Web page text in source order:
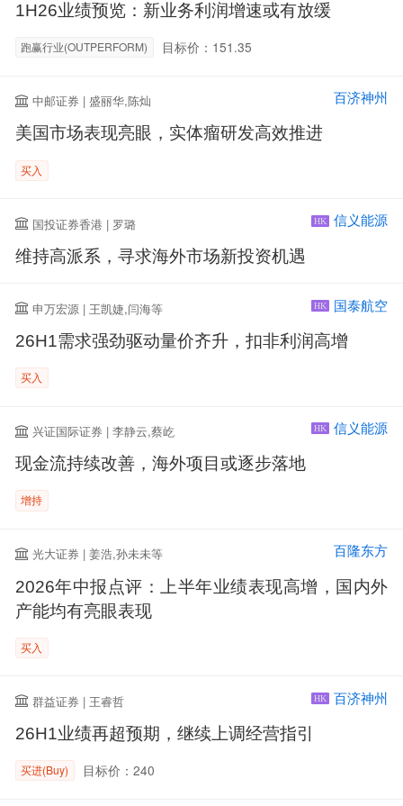
1H26业绩预览：新业务利润增速或有放缓
跑赢行业(OUTPERFORM) 目标价：151.35
中邮证券 | 盛丽华,陈灿 百济神州
美国市场表现亮眼，实体瘤研发高效推进
买入
国投证券香港 | 罗璐 HK 信义能源
维持高派系，寻求海外市场新投资机遇
申万宏源 | 王凯婕,闫海等 HK 国泰航空
26H1需求强劲驱动量价齐升，扣非利润高增
买入
兴证国际证券 | 李静云,蔡屹 HK 信义能源
现金流持续改善，海外项目或逐步落地
增持
光大证券 | 姜浩,孙未未等 百隆东方
2026年中报点评：上半年业绩表现高增，国内外
产能均有亮眼表现
买入
群益证券 | 王睿哲 HK 百济神州
26H1业绩再超预期，继续上调经营指引
买进(Buy) 目标价：240